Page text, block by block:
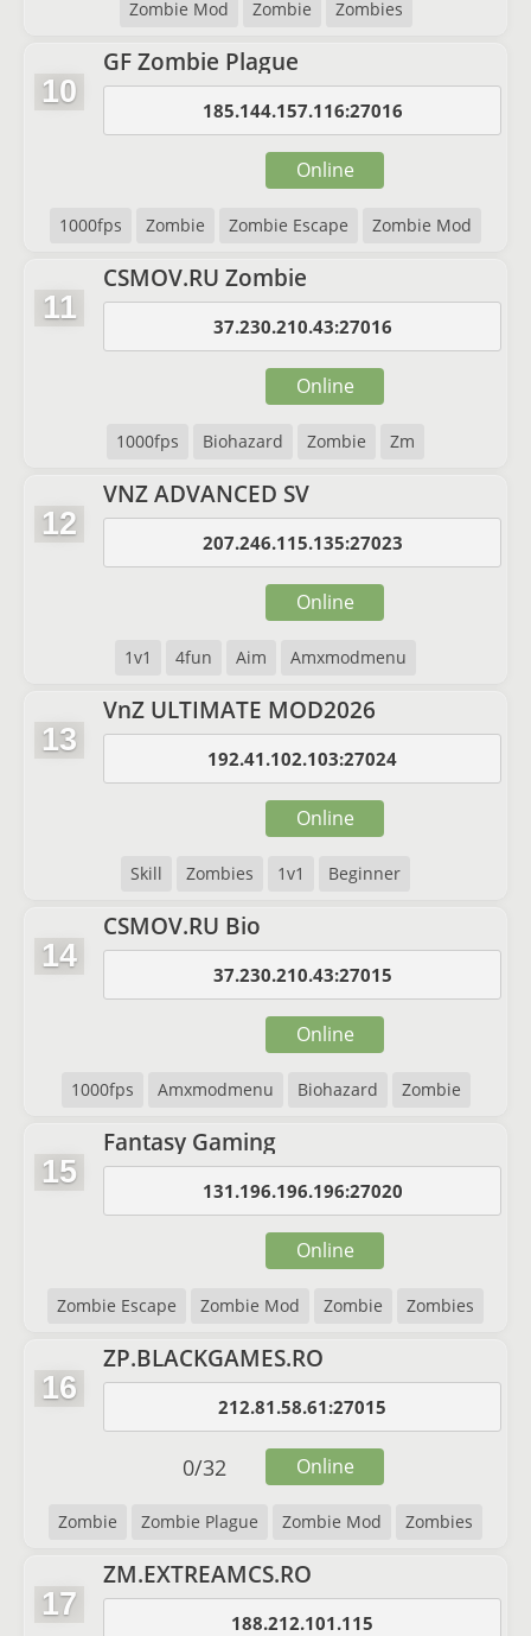
Zombie Mod Zombie Zombies
10
GF Zombie Plague
185.144.157.116:27016
1000fps Zombie Zombie Escape Zombie Mod
Online
11
CSMOV.RU Zombie
37.230.210.43:27016
1000fps Biohazard Zombie Zm
Online
12
VNZ ADVANCED SV
207.246.115.135:27023
1v1 4fun Aim Amxmodmenu
Online
13
VnZ ULTIMATE MOD2026
192.41.102.103:27024
Skill Zombies 1v1 Beginner
Online
14
CSMOV.RU Bio
37.230.210.43:27015
1000fps Amxmodmenu Biohazard Zombie
Online
15
Fantasy Gaming
131.196.196.196:27020
Zombie Escape Zombie Mod Zombie Zombies
Online
16
ZP.BLACKGAMES.RO
212.81.58.61:27015
Zombie Zombie Plague Zombie Mod Zombies
0/32 Online
17
ZM.EXTREAMCS.RO
188.212.101.115